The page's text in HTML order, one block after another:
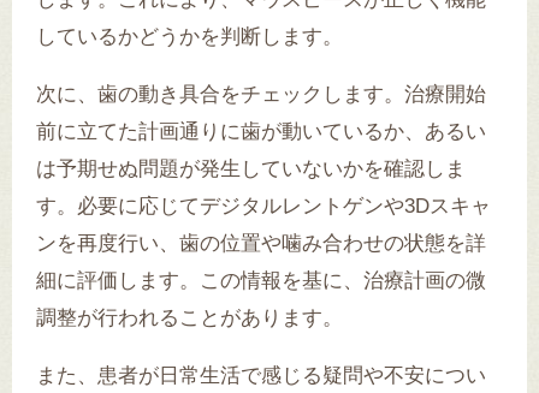
しているかどうかを判断します。
次に、歯の動き具合をチェックします。治療開始
前に立てた計画通りに歯が動いているか、あるい
は予期せぬ問題が発生していないかを確認しま
す。必要に応じてデジタルレントゲンや3Dスキャ
ンを再度行い、歯の位置や噛み合わせの状態を詳
細に評価します。この情報を基に、治療計画の微
調整が行われることがあります。
また、患者が日常生活で感じる疑問や不安につい